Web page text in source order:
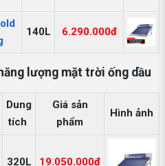
140L 6.290.000đ
lượng mặt trời ống dầu
Dung
tích
Giá sản
phẩm
Hình ảnh
320L 19.050.000đ